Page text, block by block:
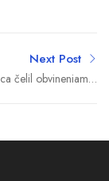
Next Post
čelil obvineniam z